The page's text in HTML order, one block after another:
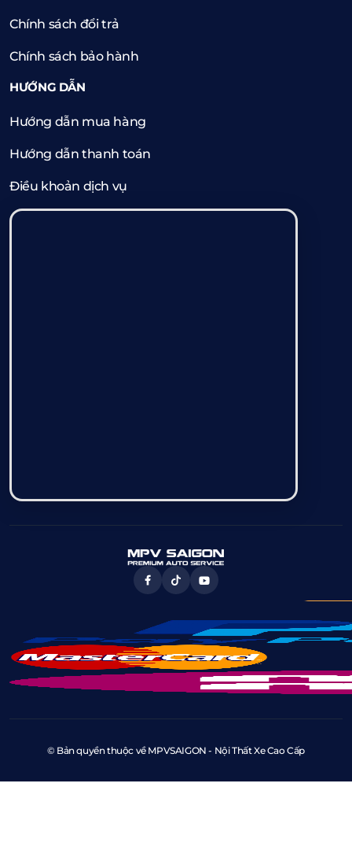
Chính sách đổi trả
Chính sách bảo hành
HƯỚNG DẪN
Hướng dẫn mua hàng
Hướng dẫn thanh toán
Điều khoản dịch vụ
© Bản quyền thuộc về MPVSAIGON - Nội Thất Xe Cao Cấp